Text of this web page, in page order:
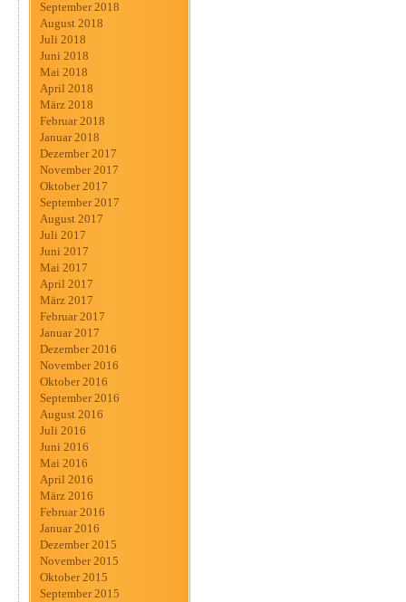
September 2018
August 2018
Juli 2018
Juni 2018
Mai 2018
April 2018
März 2018
Februar 2018
Januar 2018
Dezember 2017
November 2017
Oktober 2017
September 2017
August 2017
Juli 2017
Juni 2017
Mai 2017
April 2017
März 2017
Februar 2017
Januar 2017
Dezember 2016
November 2016
Oktober 2016
September 2016
August 2016
Juli 2016
Juni 2016
Mai 2016
April 2016
März 2016
Februar 2016
Januar 2016
Dezember 2015
November 2015
Oktober 2015
September 2015